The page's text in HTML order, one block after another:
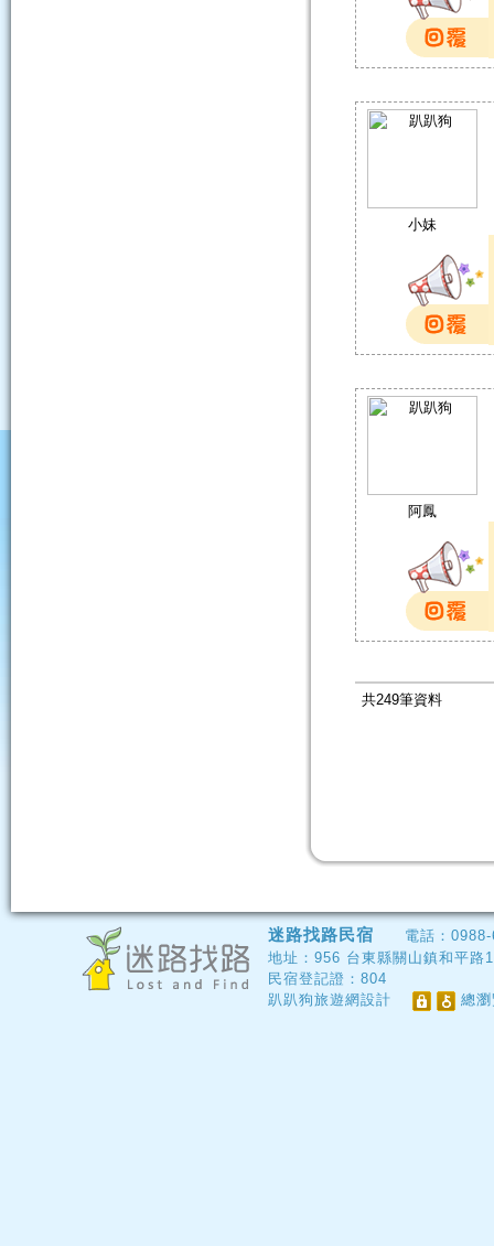
小妹
阿鳳
共249筆資料
迷路找路民宿 電話：
地址： 956 台東縣關山鎮和平路
民宿登記證： 804
趴趴狗旅遊網設計
總